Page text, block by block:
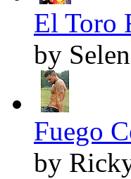
El Toro
by
Fuego
by